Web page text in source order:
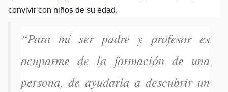
convivir con niños de su edad.
“Para mí ser padre y profesor es
ocuparme de la formación de una
persona, de ayudarla a descubrir un